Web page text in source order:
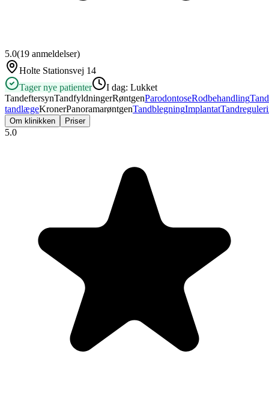
5.0(19 anmeldelser)
Holte Stationsvej 14
Tager nye patienter
I dag: Lukket
TandeftersynTandfyldningerRøntgenParodontoseRodbehandling
tandlægeKronerPanoramarøntgenTandblegningImplantat
Om klinikken Priser
5.0